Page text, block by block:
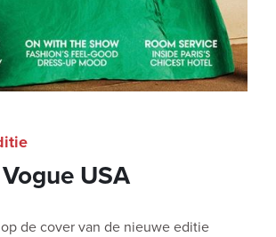
USA
de cover van de nieuwe editie